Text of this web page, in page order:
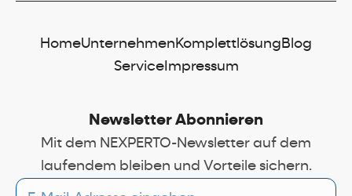
HomeUnternehmen Komplettlösung Blog
ServiceImpressum
Newsletter Abonnieren
Mit dem NEXPERTO-Newsletter auf dem
laufendem bleiben und Vorteile sichern.
E-